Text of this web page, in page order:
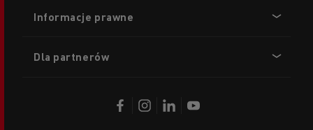
Informacje prawne
Dla partnerów